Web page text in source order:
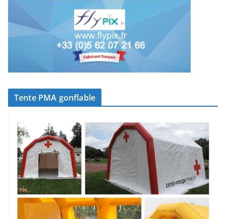
Tente PMA gonflable